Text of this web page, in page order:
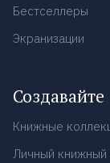
Бестселлеры
Экранизации
Создавайте
Книжные
Личный книжный